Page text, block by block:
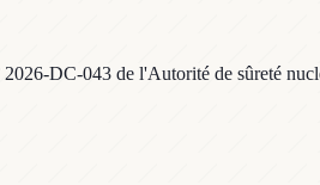
DC-043 de l'Autorité de sûreté